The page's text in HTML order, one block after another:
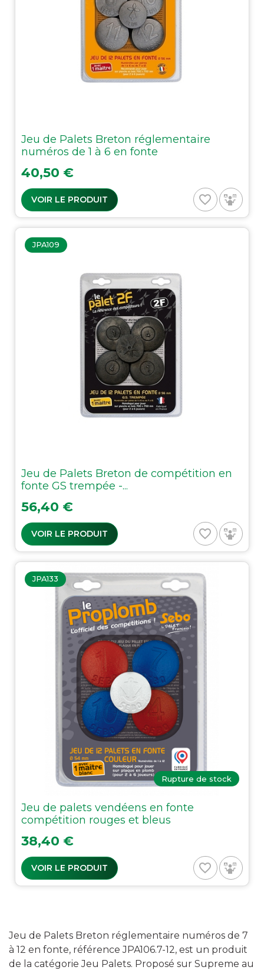
Jeu de Palets Breton réglementaire
numéros de 1 à 6 en fonte
Prix
40,50 €
VOIR LE PRODUIT favorite_border
JPA109
Jeu de Palets Breton de compétition en
fonte GS trempée -...
Prix
56,40 €
VOIR LE PRODUIT favorite_border
JPA133
Rupture de stock
Jeu de palets vendéens en fonte
compétition rouges et bleus
Prix
38,40 €
VOIR LE PRODUIT favorite_border
Jeu de Palets Breton réglementaire numéros de 7
à 12 en fonte, référence JPA106.7-12, est un produit
de la catégorie Jeu Palets. Proposé sur Supreme au